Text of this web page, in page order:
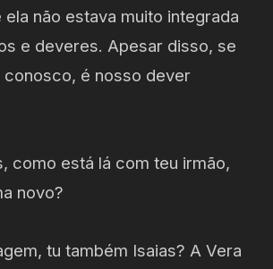
não estava muito integrada
e deveres. Apesar disso, se
é nosso dever
como está lá com teu irmão,
novo?
tu também Isaias? A Vera